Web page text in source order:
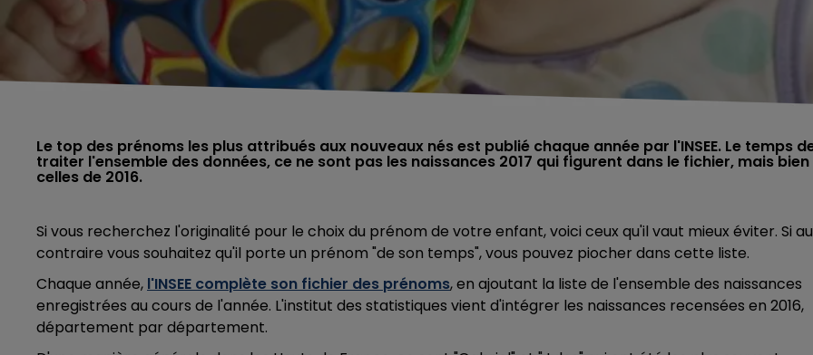
Le top des prénoms les plus attribués aux nouveaux nés est publié chaque année par l'INSEE. Le temps
traiter l'ensemble des données, ce ne sont pas les naissances 2017 qui figurent dans le fichier, mais bien
celles de 2016.
Si vous recherchez l'originalité pour le choix du prénom de votre enfant, voici ceux qu'il vaut mieux éviter. Si au
contraire vous souhaitez qu'il porte un prénom "de son temps", vous pouvez piocher dans cette liste.
Chaque année, l'INSEE complète son fichier des prénoms, en ajoutant la liste de l'ensemble des naissances
enregistrées au cours de l'année. L'institut des statistiques vient d'intégrer les naissances recensées en 2016,
département par département.